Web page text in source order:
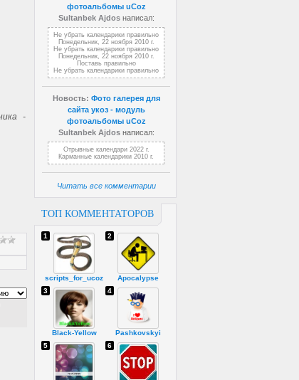
фотоальбомы uCoz
Sultanbek Ajdosнаписал:
Не убрать календарики правильно
Понедельник, 22 ноября 2010 г.
Не убрать календарики правильно
Понедельник, 22 ноября 2010 г.
Поставь правильно
Не убрать календарики правильно
Новость: Фото галерея для
сайта укоз - модуль
фотоальбомы uCoz
Sultanbek Ajdosнаписал:
Отрывные календари 2022 г.
Карманные календарики 2010 г.
Читать все комментарии
ТОП КОММЕНТАТОРОВ
scripts_for_ucoz
1
Apocalypse
2
Black-Yellow
3
Pashkovskyi
4
5 6
-